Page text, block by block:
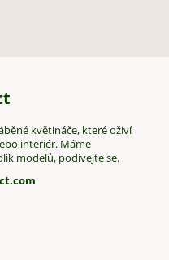
květináče, které oživí
interiér. Máme
modelů, podívejte se.